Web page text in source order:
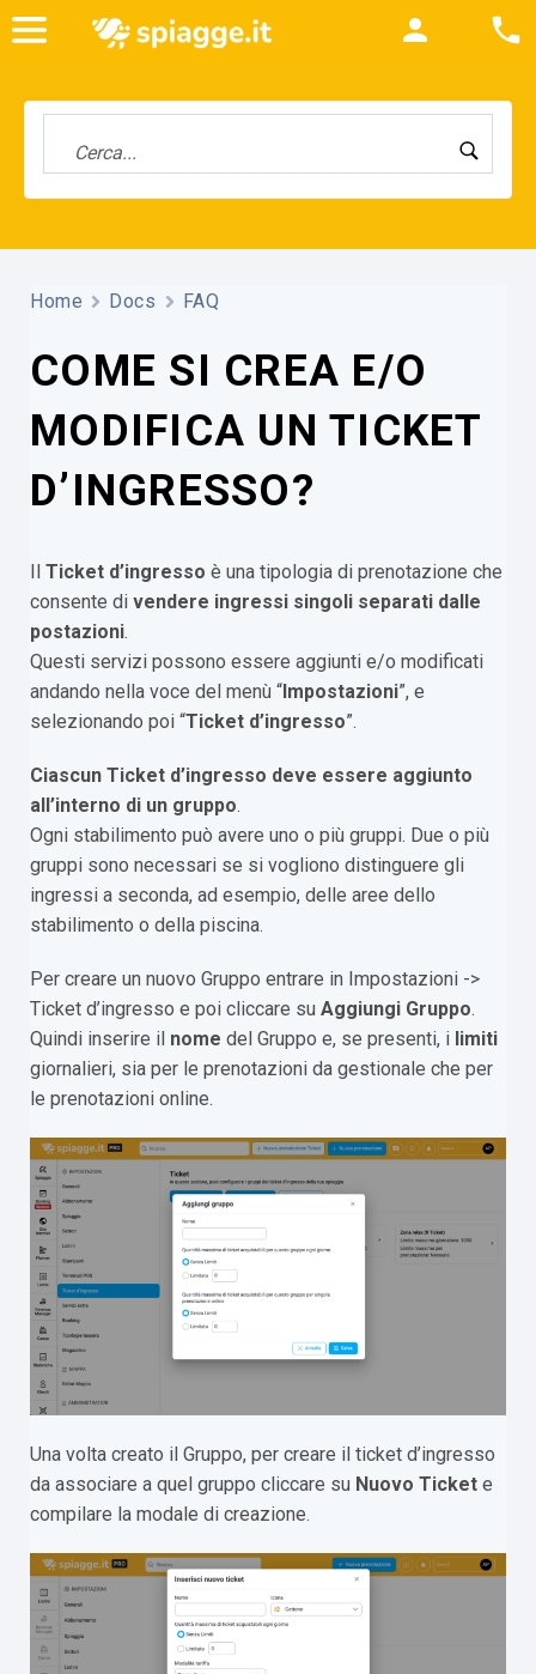
Home Docs FAQ
COME SI CREA E/O
MODIFICA UN TICKET
D’INGRESSO?
Il Ticket d’ingresso è una tipologia di prenotazione che
consente di vendere ingressi singoli separati dalle
postazioni.
Questi servizi possono essere aggiunti e/o modificati
andando nella voce del menù “Impostazioni”, e
selezionando poi “Ticket d’ingresso”.
Ciascun Ticket d’ingresso deve essere aggiunto
all’interno di un gruppo.
Ogni stabilimento può avere uno o più gruppi. Due o più
gruppi sono necessari se si vogliono distinguere gli
ingressi a seconda, ad esempio, delle aree dello
stabilimento o della piscina.
Per creare un nuovo Gruppo entrare in Impostazioni ->
Ticket d’ingresso e poi cliccare su Aggiungi Gruppo.
Quindi inserire il nome del Gruppo e, se presenti, i limiti
giornalieri, sia per le prenotazioni da gestionale che per
le prenotazioni online.
Una volta creato il Gruppo, per creare il ticket d’ingresso
da associare a quel gruppo cliccare su Nuovo Ticket e
compilare la modale di creazione.